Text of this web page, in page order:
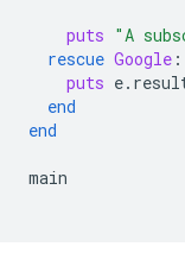
puts "A
rescue Google
puts e.
end
end
main